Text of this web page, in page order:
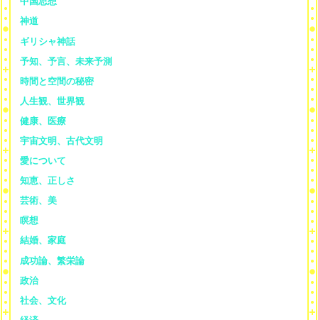
神道
ギリシャ神話
予知、予言、未来予測
時間と空間の秘密
人生観、世界観
健康、医療
宇宙文明、古代文明
愛について
知恵、正しさ
芸術、美
瞑想
結婚、家庭
成功論、繁栄論
政治
社会、文化